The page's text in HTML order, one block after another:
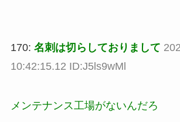
170: 名刺は切らしておりまして
10:42:15.12 ID:J5ls9wMl
メンテナンス工場がないんだろ